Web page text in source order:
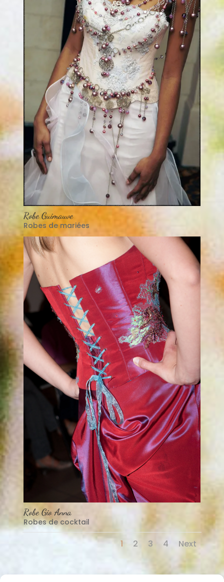
Robe Guimauve
Robes de mariées
Robe Gio Anna
Robes de cocktail
1 2 3 4 Next